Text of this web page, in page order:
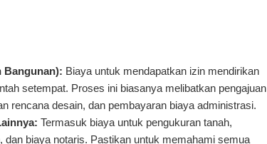
Bangunan): Biaya untuk mendapatkan izin mendirikan
setempat. Proses ini biasanya melibatkan pengajuan
rencana desain, dan pembayaran biaya administrasi.
Termasuk biaya untuk pengukuran tanah,
dan biaya notaris. Pastikan untuk memahami semua